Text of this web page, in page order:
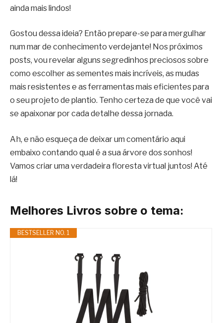
ainda mais lindos!
Gostou dessa ideia? Então prepare-se para mergulhar
num mar de conhecimento verdejante! Nos próximos
posts, vou revelar alguns segredinhos preciosos sobre
como escolher as sementes mais incríveis, as mudas
mais resistentes e as ferramentas mais eficientes para
o seu projeto de plantio. Tenho certeza de que você vai
se apaixonar por cada detalhe dessa jornada.
Ah, e não esqueça de deixar um comentário aqui
embaixo contando qual é a sua árvore dos sonhos!
Vamos criar uma verdadeira floresta virtual juntos! Até
lá!
Melhores Livros sobre o tema:
BESTSELLER NO. 1